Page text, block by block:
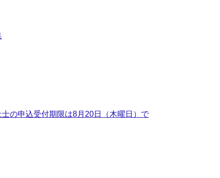
の申込受付期限は8月20日（木曜日）で